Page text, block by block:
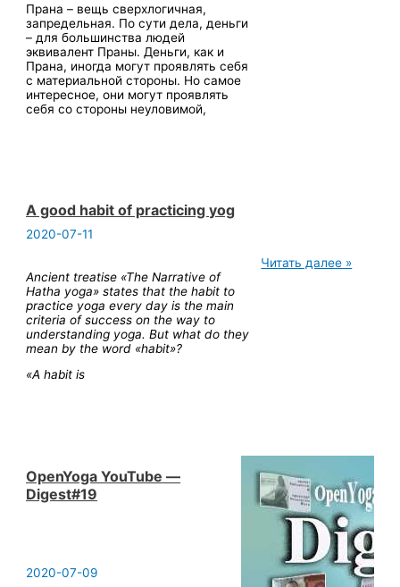
Прана – вещь сверхлогичная,
запредельная. По сути дела, деньги
– для большинства людей
эквивалент Праны. Деньги, как и
Прана, иногда могут проявлять себя
с материальной стороны. Но самое
интересное, они могут проявлять
себя со стороны неуловимой,
A good habit of practicing yog
2020-07-11
Ancient treatise «The Narrative of
Hatha yoga» states that the habit to
practice yoga every day is the main
criteria of success on the way to
understanding yoga. But what do they
mean by the word «habit»?
«A habit is
A
Читать далее »
OpenYoga YouTube —
Digest#19
2020-07-09